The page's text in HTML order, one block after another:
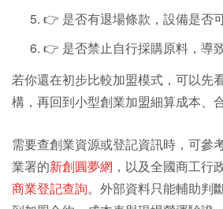
👉 是否有退場條款，設備是否
👉 是否禁止自行採購原料，導
若你還在初步比較加盟模式，可以先
構，再回到小型創業加盟細算成本、
需要查創業資源或登記資訊時，可參
業署的新創圓夢網 ，以及全國商工行
商業登記查詢。外部資料只能輔助判